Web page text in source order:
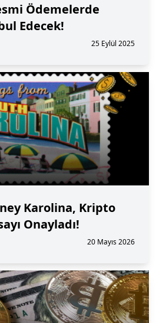
Ödemelerde
Edecek!
25 Eylül 2025
Karolina, Kripto
Onayladı!
20 Mayıs 2026